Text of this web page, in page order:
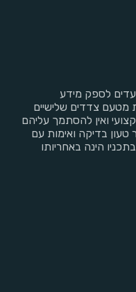
לספק מידע
מטעם צדדים שלישיים
ואין להסתמך עליהם
טעון בדיקה ואימות עם
הינה באחריותו